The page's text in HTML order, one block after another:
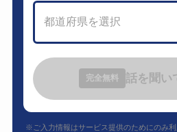
都道府県を選択
完全無料 話を聞い
※ご入力情報はサービス提供のためにのみ